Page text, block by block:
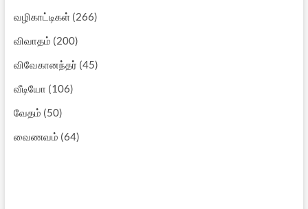
வழிகாட்டிகள்(266)
விவாதம் (200)
விவேகானந்தர் (45)
வீடியோ (106)
வேதம் (50)
வைணவம் (64)